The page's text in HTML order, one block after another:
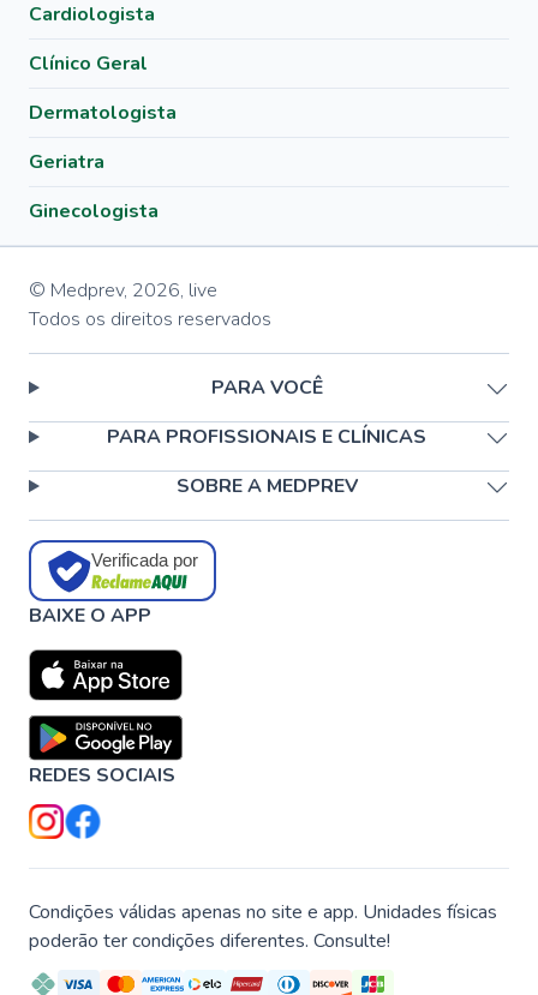
Cardiologista
Clínico Geral
Dermatologista
Geriatra
Ginecologista
© Medprev, 2026, live
Todos os direitos reservados
PARA VOCÊ
PARA PROFISSIONAIS E CLÍNICAS
SOBRE A MEDPREV
Verificada por
BAIXE O APP
REDES SOCIAIS
Condições válidas apenas no site e app. Unidades físicas
poderão ter condições diferentes. Consulte!